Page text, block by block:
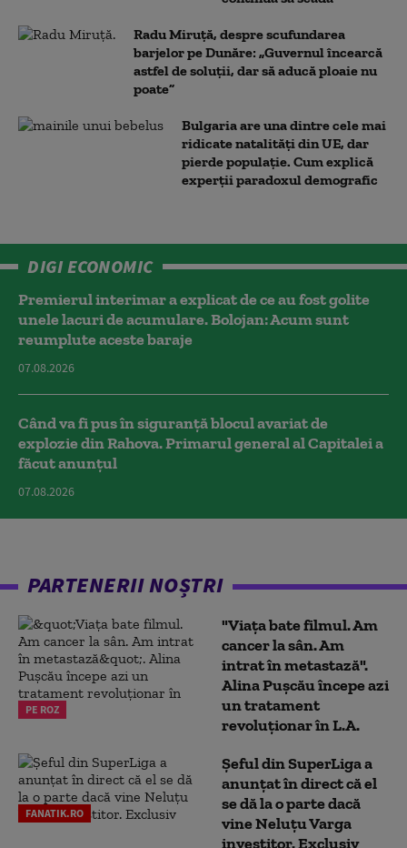
Radu Miruță, despre scufundarea
barjelor pe Dunăre: „Guvernul încearcă
astfel de soluții, dar să aducă ploaie nu
poate”
Bulgaria are una dintre cele mai
ridicate natalități din UE, dar
pierde populație. Cum explică
experții paradoxul demografic
DIGI ECONOMIC
Premierul interimar a explicat de ce au fost golite
unele lacuri de acumulare. Bolojan: Acum sunt
reumplute aceste baraje
07.08.2026
Când va fi pus în siguranță blocul avariat de
explozie din Rahova. Primarul general al Capitalei a
făcut anunțul
07.08.2026
PARTENERII NOȘTRI
PE ROZ
"Viața bate filmul. Am
cancer la sân. Am
intrat în metastază".
Alina Pușcău începe azi
un tratament
revoluționar în L.A.
FANATIK.RO
Șeful din SuperLiga a
anunțat în direct că el
se dă la o parte dacă
vine Neluțu Varga
investitor. Exclusiv